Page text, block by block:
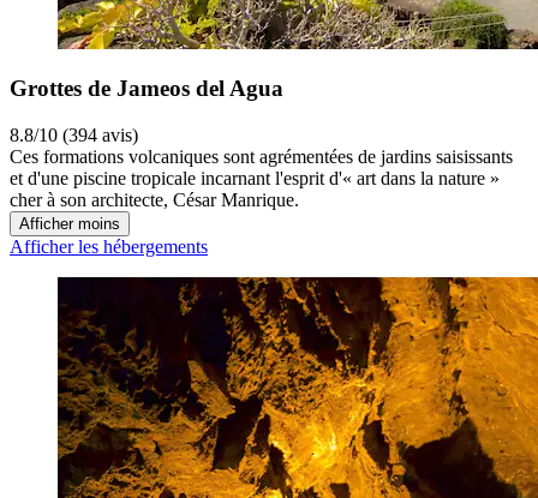
Grottes de Jameos del Agua
8.8/10 (394 avis)
Ces formations volcaniques sont agrémentées de jardins saisissants
et d'une piscine tropicale incarnant l'esprit d'« art dans la nature »
cher à son architecte, César Manrique.
Afficher moins
Afficher les hébergements